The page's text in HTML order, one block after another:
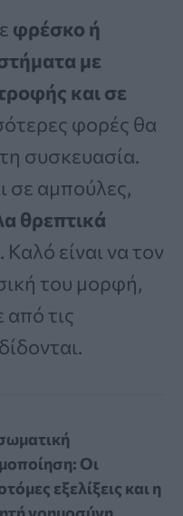
φρέσκο ή
με
και σε
φορές θα
συσκευασία.
σε αμπούλες,
θρεπτικά
Καλό είναι να τον
του μορφή,
τις
Οι
εξελίξεις και η